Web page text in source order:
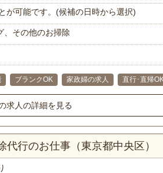
が可能です。(候補の日時から選択)
、その他のお掃除
ブランクOK 家政婦の求人 直行･直帰
求人の詳細を見る
行のお仕事（東京都中央区）